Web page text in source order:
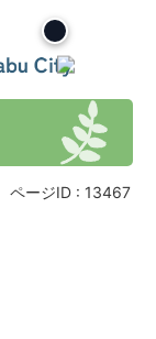
ページID : 13467